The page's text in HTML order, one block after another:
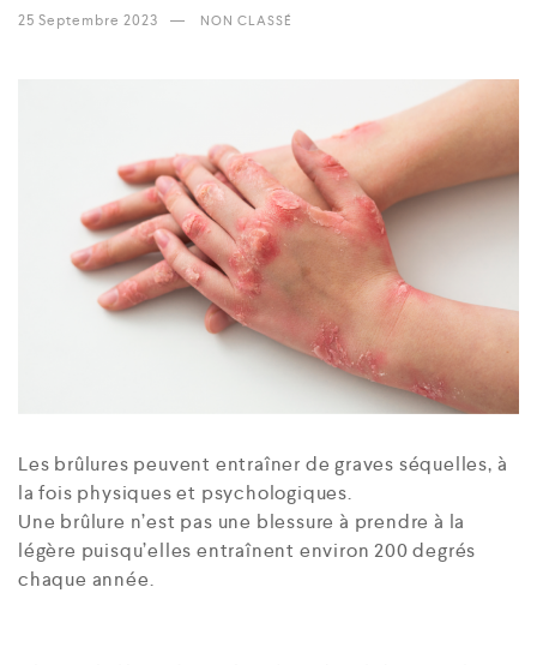
25 Septembre 2023 NON CLASSÉ
Les brûlures peuvent entraîner de graves séquelles, à
la fois physiques et psychologiques.
Une brûlure n’est pas une blessure à prendre à la
légère puisqu’elles entraînent environ 200 degrés
chaque année.